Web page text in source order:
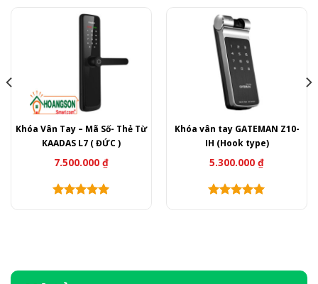
Khóa Vân Tay – Mã Số- Thẻ Từ
KAADAS L7 ( ĐỨC )
7.500.000 ₫
Khóa vân tay GATEMAN Z10-
IH (Hook type)
5.300.000 ₫